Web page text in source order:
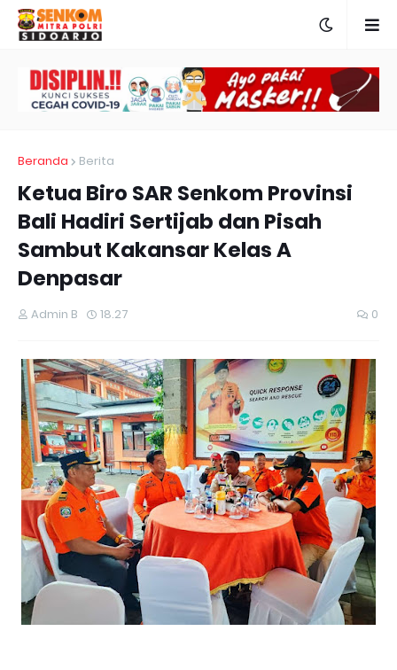
Beranda Berita
Ketua Biro SAR Senkom Provinsi
Bali Hadiri Sertijab dan Pisah
Sambut Kakansar Kelas A
Denpasar
Admin B 18.27 0